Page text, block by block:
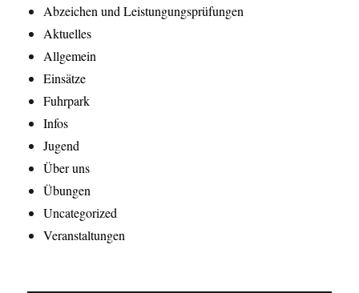
Abzeichen und Leistungungsprüfungen
Aktuelles
Allgemein
Einsätze
Fuhrpark
Infos
Jugend
Über uns
Übungen
Uncategorized
Veranstaltungen